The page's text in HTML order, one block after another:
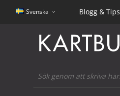
Svenska Blogg & Tips